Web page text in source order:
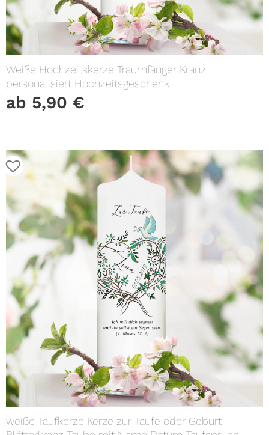
Weiße Hochzeitskerze Traumfänger Kranz
personalisiert Hochzeitsgeschenk
ab 5,90 €
weiße Taufkerze Kerze zur Taufe oder Geburt